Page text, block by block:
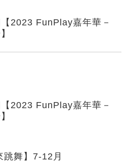
2023 FunPlay嘉年華－
2023 FunPlay嘉年華－
舞】7-12月